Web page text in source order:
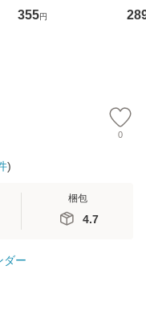
キューンレコード
[CD]【メール便送
355円
のが
0
)
梱包
4.7
ダー